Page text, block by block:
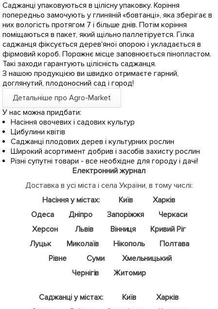
Саджанці упаковуються в цілісну упаковку. Коріння
попередньо замочують у глиняній «бовтанці», яка зберігає в
них вологість протягом 7 і більше днів. Потім коріння
поміщаються в пакет, який щільно паллетіруется. Гілка
саджанця фіксується дерев'яної опорою і укладається в
фірмовий короб. Порожнє місце заповнюється пінопластом.
Такі заходи гарантують цілісність саджанця.
З нашою продукцією ви швидко отримаєте гарний,
доглянутий, плодоносний сад і город!
Детальніше про Agro-Market
У нас можна придбати:
Насіння овочевих і садових культур
Цибулини квітів
Саджанці плодових дерев і культурних рослин
Широкий асортимент добрив і засобів захисту рослин
Різні супутні товари - все необхідне для городу і дачі!
Електронний журнал
Доставка в усі міста і села України, в тому числі:
Насіння у містах:
Київ
Харків
Одеса
Дніпро Запоріжжя
Черкаси
Херсон
Львів Вінниця
Кривий Ріг
Луцьк
Миколаїв Нікополь
Полтава
Рівне
Суми
Хмельницький
Чернігів
Житомир
Саджанці у містах: Київ
Харків